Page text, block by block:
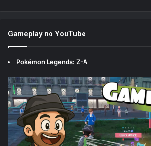
Gameplay no YouTube
Pokémon Legends: Z-A